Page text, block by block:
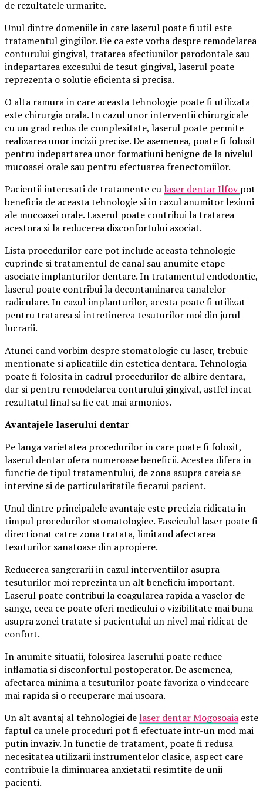
de rezultatele urmarite.
Unul dintre domeniile in care laserul poate fi util este
tratamentul gingiilor. Fie ca este vorba despre remodelarea
conturului gingival, tratarea afectiunilor parodontale sau
indepartarea excesului de tesut gingival, laserul poate
reprezenta o solutie eficienta si precisa.
O alta ramura in care aceasta tehnologie poate fi utilizata
este chirurgia orala. In cazul unor interventii chirurgicale
cu un grad redus de complexitate, laserul poate permite
realizarea unor incizii precise. De asemenea, poate fi folosit
pentru indepartarea unor formatiuni benigne de la nivelul
mucoasei orale sau pentru efectuarea frenectomiilor.
Pacientii interesati de tratamente culaser dentar Ilfovpot
beneficia de aceasta tehnologie si in cazul anumitor leziuni
ale mucoasei orale. Laserul poate contribui la tratarea
acestora si la reducerea disconfortului asociat.
Lista procedurilor care pot include aceasta tehnologie
cuprinde si tratamentul de canal sau anumite etape
asociate implanturilor dentare. In tratamentul endodontic,
laserul poate contribui la decontaminarea canalelor
radiculare. In cazul implanturilor, acesta poate fi utilizat
pentru tratarea si intretinerea tesuturilor moi din jurul
lucrarii.
Atunci cand vorbim despre stomatologie cu laser, trebuie
mentionate si aplicatiile din estetica dentara. Tehnologia
poate fi folosita in cadrul procedurilor de albire dentara,
dar si pentru remodelarea conturului gingival, astfel incat
rezultatul final sa fie cat mai armonios.
Avantajele laserului dentar
Pe langa varietatea procedurilor in care poate fi folosit,
laserul dentar ofera numeroase beneficii. Acestea difera in
functie de tipul tratamentului, de zona asupra careia se
intervine si de particularitatile fiecarui pacient.
Unul dintre principalele avantaje este precizia ridicata in
timpul procedurilor stomatologice. Fasciculul laser poate fi
directionat catre zona tratata, limitand afectarea
tesuturilor sanatoase din apropiere.
Reducerea sangerarii in cazul interventiilor asupra
tesuturilor moi reprezinta un alt beneficiu important.
Laserul poate contribui la coagularea rapida a vaselor de
sange, ceea ce poate oferi medicului o vizibilitate mai buna
asupra zonei tratate si pacientului un nivel mai ridicat de
confort.
In anumite situatii, folosirea laserului poate reduce
inflamatia si disconfortul postoperator. De asemenea,
afectarea minima a tesuturilor poate favoriza o vindecare
mai rapida si o recuperare mai usoara.
Un alt avantaj al tehnologiei delaser dentar Mogosoaia este
faptul ca unele proceduri pot fi efectuate intr-un mod mai
putin invaziv. In functie de tratament, poate fi redusa
necesitatea utilizarii instrumentelor clasice, aspect care
contribuie la diminuarea anxietatii resimtite de unii
pacienti.